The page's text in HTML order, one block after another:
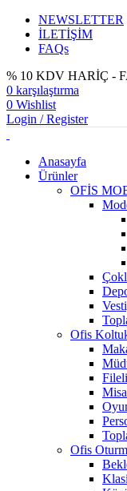
NEWSLETTER
İLETİŞİM
FAQs
% 10 KDV HARİÇ -
0 karşılaştırma
0 Wishlist
Login / Register
Anasayfa
Ürünler
OFİS
Ofis
Ofis